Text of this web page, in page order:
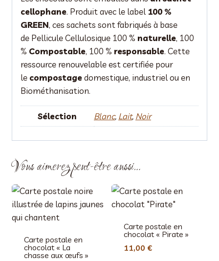
cellophane. Produit avec le label 100 %
GREEN, ces sachets sont fabriqués à base
de Pellicule Cellulosique 100 % naturelle, 100
% Compostable, 100 % responsable. Cette
ressource renouvelable est certifiée pour
le compostagedomestique, industriel ou en
Biométhanisation.
Sélection Blanc, Lait, Noir
Vous aimerez peut-être aussi…
Carte postale en
chocolat « La
chasse aux œufs »
Carte postale en
chocolat « Pirate »
11,00 €